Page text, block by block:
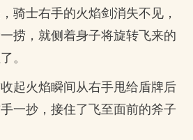
骑士右手的火焰剑消失不见，
捞，就侧着身子将旋转飞来的
。
起火焰瞬间从右手甩给盾牌后
一抄，接住了飞至面前的斧子